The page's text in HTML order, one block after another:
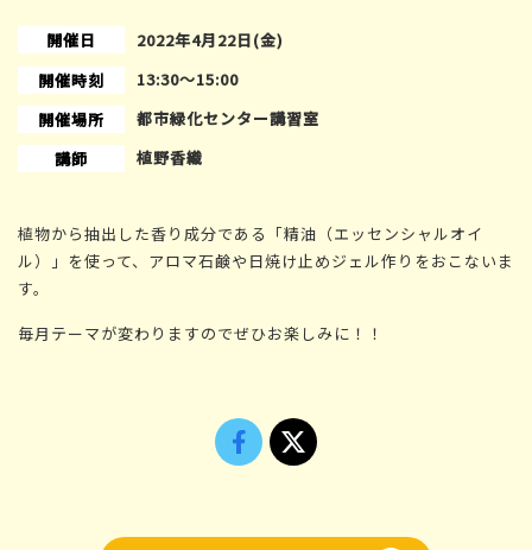
開催日
2022年4月22日(金)
開催時刻
13:30〜15:00
開催場所
都市緑化センター講習室
講師
植野香織
植物から抽出した香り成分である「精油（エッセンシャルオイ
ル）」を使って、アロマ石鹸や日焼け止めジェル作りをおこないま
す。
毎月テーマが変わりますのでぜひお楽しみに！！